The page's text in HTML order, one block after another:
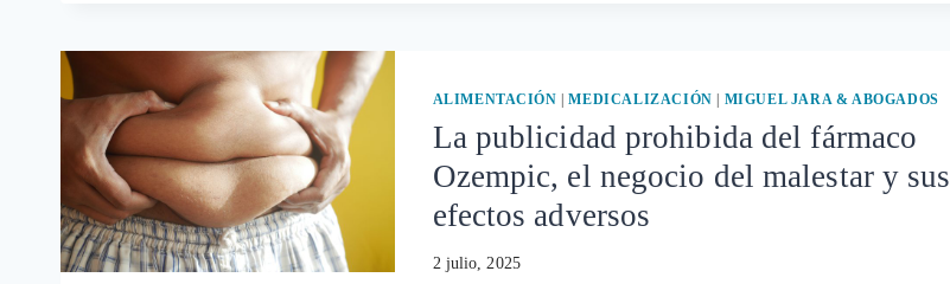
RECIÉN
PARA
VENDER
LA
INMUNIZACIÓN
ALIMENTACIÓN |MEDICALIZACIÓN | MIGUEL JARA & ABOGADOS
La publicidad prohibida del fármaco
Ozempic, el negocio del malestar y sus
efectos adversos
2 julio, 2025